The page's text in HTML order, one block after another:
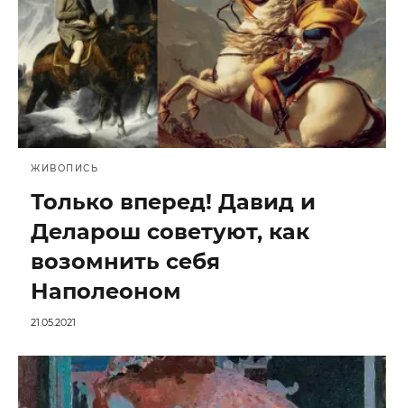
ЖИВОПИСЬ
Только вперед! Давид и
Деларош советуют, как
возомнить себя
Наполеоном
21.05.2021